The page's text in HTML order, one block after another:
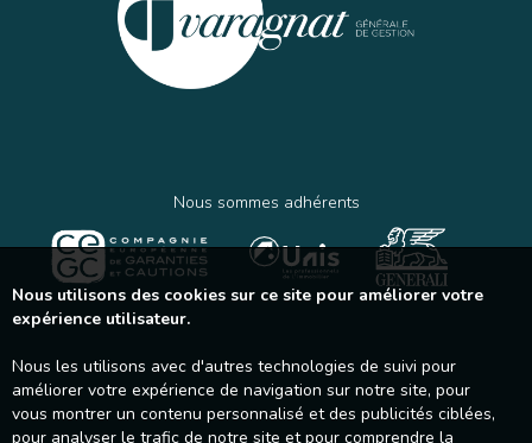
Nous sommes adhérents
Nous utilisons des cookies sur ce site pour améliorer votre
expérience utilisateur.
Nous les utilisons avec d'autres technologies de suivi pour
améliorer votre expérience de navigation sur notre site, pour
vous montrer un contenu personnalisé et des publicités ciblées,
pour analyser le trafic de notre site et pour comprendre la